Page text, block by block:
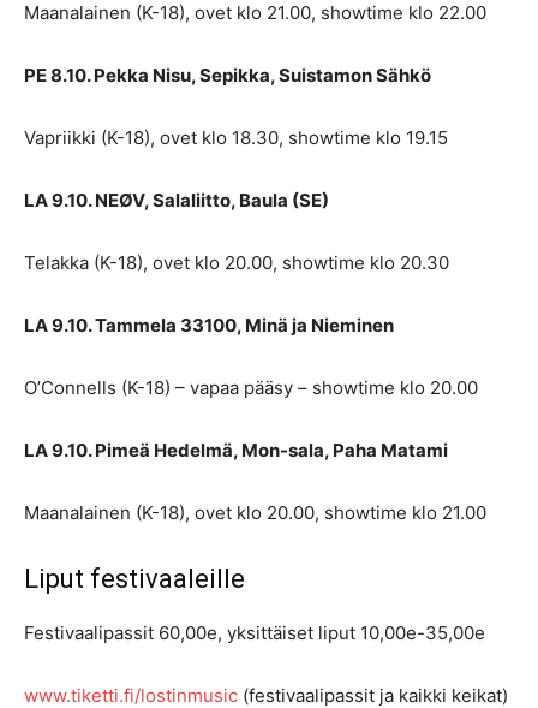
Maanalainen (K-18), ovet klo 21.00, showtime klo 22.00
PE 8.10. Pekka Nisu, Sepikka, Suistamon Sähkö
Vapriikki (K-18), ovet klo 18.30, showtime klo 19.15
LA 9.10. NEØV, Salaliitto, Baula (SE)
Telakka (K-18), ovet klo 20.00, showtime klo 20.30
LA 9.10. Tammela 33100, Minä ja Nieminen
O’Connells (K-18) – vapaa pääsy – showtime klo 20.00
LA 9.10. Pimeä Hedelmä, Mon-sala, Paha Matami
Maanalainen (K-18), ovet klo 20.00, showtime klo 21.00
Liput festivaaleille
Festivaalipassit 60,00e, yksittäiset liput 10,00e-35,00e
www.tiketti.fi/lostinmusic (festivaalipassit ja kaikki keikat)